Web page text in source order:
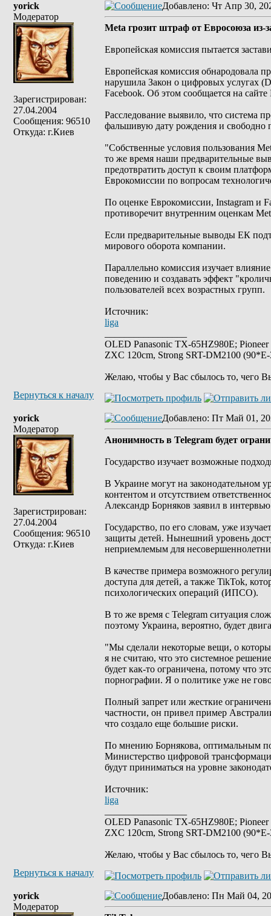
yorick
Модератор
Зарегистрирован:
27.04.2004
Сообщения: 96510
Откуда: г.Киев
Добавлено: Чт Апр 30,
Meta грозит штраф от Евросоюза из-
Европейская комиссия пытается
Европейская комиссия обнародовала
нарушила Закон о цифровых услугах
Facebook. Об этом сообщается на
Расследование выявило, что система
фальшивую дату рождения и свободно
"Собственные условия пользования
то же время наши предварительные
предотвратить доступ к своим
Еврокомиссии по вопросам
По оценке Еврокомиссии, Instagram и
противоречит внутренним оценкам
Если предварительные выводы ЕК
мирового оборота компании.
Параллельно комиссия изучает
поведению и создавать эффект
пользователей всех возрастных групп.
Источник:
liga
OLED Panasonic TX-65HZ980E;
ZXC 120cm, Strong SRT-DM2100
Желаю, чтобы у Вас сбылось то, чего
Вернуться к началу
yorick
Модератор
Зарегистрирован:
27.04.2004
Сообщения: 96510
Откуда: г.Киев
Добавлено: Пт Май 01,
Анонимность в Telegram будет
Государство изучает возможные
В Украине могут на законодательном
контентом и отсутствием
Александр Борняков заявил в
Государство, по его словам, уже
защиты детей. Нынешний уровень
неприемлемым для
В качестве примера возможного
доступа для детей, а также TikTok,
психологических операций (ИПСО).
В то же время с Telegram ситуация
поэтому Украина, вероятно, будет
"Мы сделали некоторые вещи, о
я не считаю, что это системное
будет как-то ограничена, потому что
порнографии. Я о политике уже не
Полный запрет или жесткие
частности, он привел пример
что создало еще большие риски.
По мнению Борнякова, оптимальным
Министерство цифровой
будут приниматься на уровне
Источник:
liga
OLED Panasonic TX-65HZ980E;
ZXC 120cm, Strong SRT-DM2100
Желаю, чтобы у Вас сбылось то, чего
Вернуться к началу
yorick
Модератор
Добавлено: Пн Май 04,